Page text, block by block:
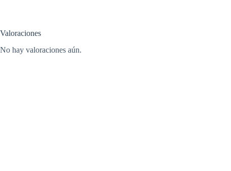
Valoraciones
No hay valoraciones aún.